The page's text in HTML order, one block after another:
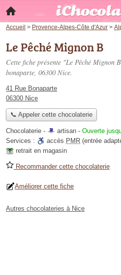
Accueil > Provence-Alpes-Côte d'Azur >
Le Pêché Mignon B
Cette fiche présente "Le Pêché Mignon
bonaparte, 06300 Nice.
41 Rue Bonaparte
06300 Nice
📞 Appeler cette chocolaterie
Chocolaterie - artisan - Ouverte
Services :
accès PMR (entrée
retrait en magasin
Recommander cette chocolaterie
Améliorer cette fiche
Autres chocolateries à Nice